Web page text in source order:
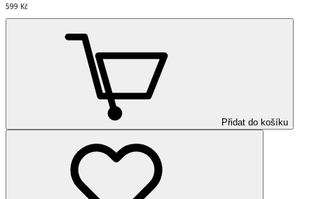
599 Kč
Přidat do košíku